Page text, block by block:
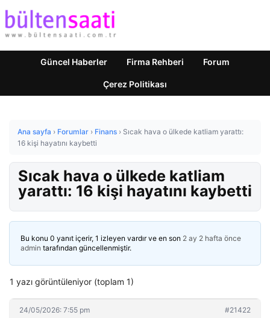
Güncel Haberler Firma Rehberi Forum
Çerez Politikası
Ana sayfa › Forumlar › Finans › Sıcak hava o ülkede katliam yarattı:
16 kişi hayatını kaybetti
Sıcak hava o ülkede katliam
yarattı: 16 kişi hayatını kaybetti
Bu konu 0 yanıt içerir, 1 izleyen vardır ve en son 2 ay 2 hafta önce
admin tarafından güncellenmiştir.
1 yazı görüntüleniyor (toplam 1)
24/05/2026: 7:55 pm #21422